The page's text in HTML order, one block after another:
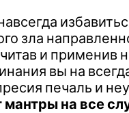
зла
и применив
вы на
печаль и
мантры на все